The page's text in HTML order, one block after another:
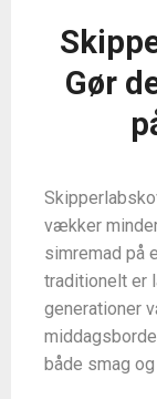
Gør
vækker
simremad på
traditionelt er
generationer
både smag